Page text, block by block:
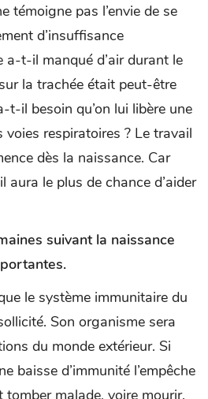
témoigne pas l’envie de se
d’insuffisance
a-t-il manqué d’air durant le
la trachée était peut-être
il besoin qu’on lui libère une
respiratoires ? Le travail
dès la naissance. Car
aura le plus de chance d’aider
suivant la naissance
le système immunitaire du
Son organisme sera
du monde extérieur. Si
baisse d’immunité l’empêche
tomber malade, voire mourir.